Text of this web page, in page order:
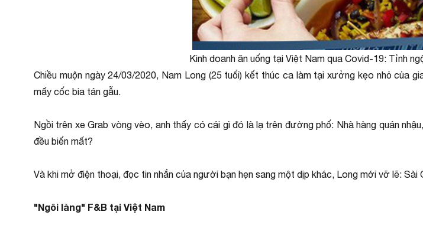
Kinh doanh ăn uống tại Việt Nam qua Covid-19: Tỉnh
Chiều muộn ngày 24/03/2020, Nam Long (25 tuổi) kết thúc ca làm tại xưởng kẹo nhỏ của
mấy cốc bia tán gẫu.
Ngồi trên xe Grab vòng vèo, anh thấy có cái gì đó là lạ trên đường phố: Nhà hàng quán
đều biến mất?
Và khi mở điện thoại, đọc tin nhắn của người bạn hẹn sang một dịp khác, Long mới vỡ lẽ:
"Ngôi làng" F&B tại Việt Nam